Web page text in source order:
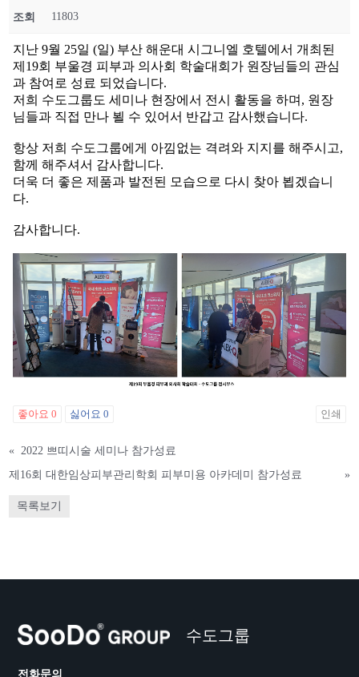
조회 11803
지난 9월 25일 (일) 부산 해운대 시그니엘 호텔에서 개최된
제19회 부울경 피부과 의사회 학술대회가 원장님들의 관심
과 참여로 성료 되었습니다.
저희 수도그룹도 세미나 현장에서 전시 활동을 하며, 원장
님들과 직접 만나 뵐 수 있어서 반갑고 감사했습니다.
항상 저희 수도그룹에게 아낌없는 격려와 지지를 해주시고,
함께 해주셔서 감사합니다.
더욱 더 좋은 제품과 발전된 모습으로 다시 찾아 뵙겠습니
다.
감사합니다.
좋아요0 싫어요0 인쇄
« 2022 쁘띠시술 세미나 참가성료
제16회 대한임상피부관리학회 피부미용 아카데미 참가성료
»
목록보기
수도그룹
전화문의